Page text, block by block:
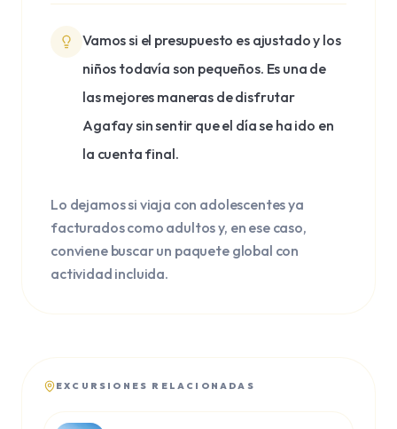
EXCURSIONES RELACIONADAS
Vamos si el presupuesto es ajustado y los
niños todavía son pequeños. Es una de
las mejores maneras de disfrutar
Agafay sin sentir que el día se ha ido en
la cuenta final.
Lo dejamos si viaja con adolescentes ya
facturados como adultos y, en ese caso,
conviene buscar un paquete global con
actividad incluida.